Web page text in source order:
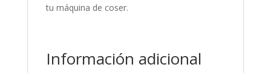
tu máquina de coser.
Información adicional